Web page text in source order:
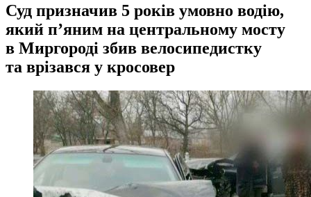
Суд призначив 5 років умовно водію,
який п’яним на центральному мосту
в Миргороді збив велосипедистку
та врізався у кросовер